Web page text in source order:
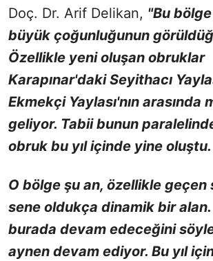
Doç. Dr. Arif Delikan, "Bu
büyük çoğunluğunun
Özellikle yeni oluşan obruklar
Karapınar'daki Seyithacı
Ekmekçi Yaylası'nın arasında
geliyor. Tabii bunun
obruk bu yıl içinde yine oluştu.
O bölge şu an, özellikle geçen
sene oldukça dinamik bir alan.
burada devam edeceğini
aynen devam ediyor. Bu yıl